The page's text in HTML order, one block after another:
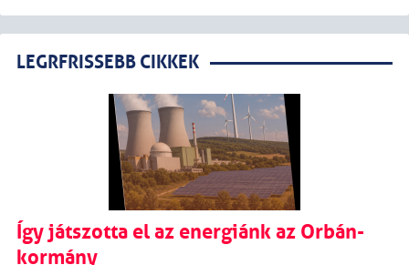
LEGRFRISSEBB CIKKEK
Így játszotta el az energiánk az Orbán-
kormány